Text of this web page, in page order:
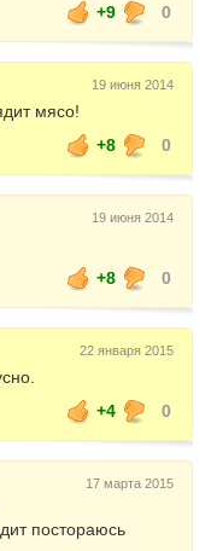
+9
0
19 июня 2014
мясо!
+8
0
19 июня 2014
+8
0
22 января 2015
+4
0
17 марта 2015
постораюсь